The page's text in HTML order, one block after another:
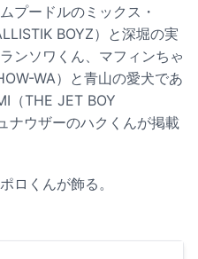
プードルのミックス・
BOYZ）と深堀の実
ンソワくん、マフィンちゃ
WA）と青山の愛犬であ
（THE JET BOY
ナウザーのハクくんが掲載
ロくんが飾る。